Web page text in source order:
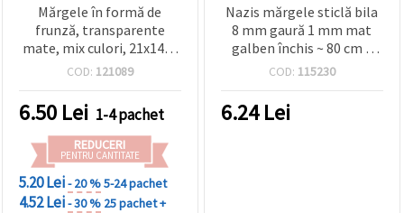
cookie -
urile făcând
clic pe
"acceptati
preferințele
selectând
un tip de
cookie -uri
dat și
făcând clic
Mărgele în formă de
frunză, transparente
mate, mix culori, 21x14x5
mm, gaură 1,5 mm, 50 g
vibrante inspirate de
natură pentru bijuterii și
creații handmade
COD: 121089
6.50 Lei 1-4 pachet
REDUCERI
PENTRU CANTITATE
5.20 Lei- 20 %5-24 pachet
4.52 Lei- 30 % 25 pachet +
Nazis mărgele sticlă bila
8 mm gaură 1 mm mat
galben închis ~ 80 cm ~
100 bucăți
COD: 115230
6.24Lei